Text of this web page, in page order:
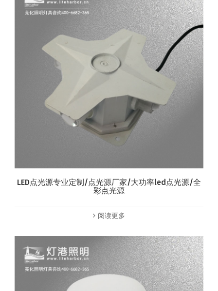
LED点光源专业定制/点光源厂家/大功率led点光源/全
彩点光源
阅读更多